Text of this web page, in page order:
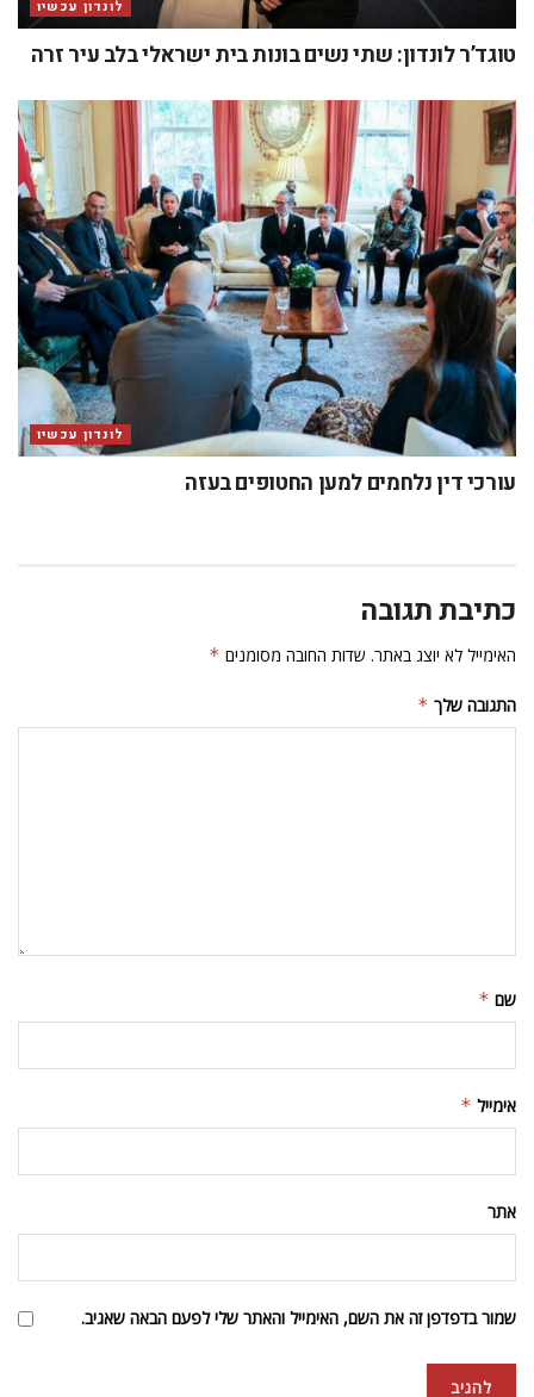
לונדון עכשיו
טוגד’ר לונדון: שתי נשים בונות בית ישראלי בלב עיר זרה
לונדון עכשיו
עורכי דין נלחמים למען החטופים בעזה
כתיבת תגובה
האימייל לא יוצג באתר. שדות החובה מסומנים *
התגובה שלך *
שם *
אימייל *
אתר
שמור בדפדפן זה את השם, האימייל והאתר שלי לפעם הבאה שאגיב.